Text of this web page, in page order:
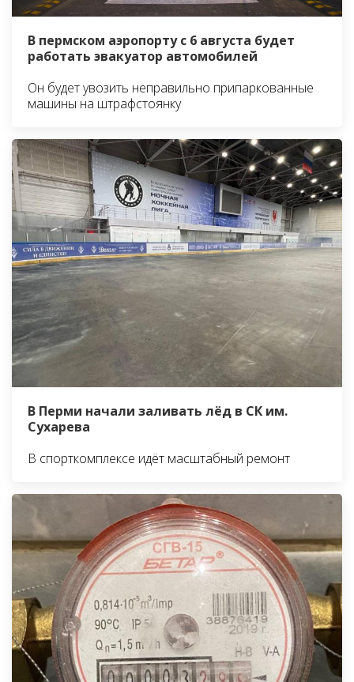
В пермском аэропорту с 6 августа будет
работать эвакуатор автомобилей
Он будет увозить неправильно припаркованные
машины на штрафстоянку
В Перми начали заливать лёд в СК им.
Сухарева
В спорткомплексе идёт масштабный ремонт